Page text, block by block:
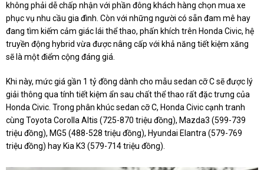
không phải dễ chấp nhận với phần đông khách hàng chọn mua xe
phục vụ nhu cầu gia đình. Còn với những người có sẵn đam mê hay
đang tìm kiếm cảm giác lái thể thao, phấn khích trên Honda Civic, hệ
truyền động hybrid vừa được nâng cấp với khả năng tiết kiệm xăng
sẽ là một điểm cộng đáng giá.
Khi này, mức giá gần 1 tỷ đồng dành cho mẫu sedan cỡ C sẽ được lý
giải thông qua tính tiết kiệm ẩn sau chất thể thao rất đặc trưng của
Honda Civic. Trong phân khúc sedan cỡ C, Honda Civic cạnh tranh
cùng Toyota Corolla Altis (725-870 triệu đồng), Mazda3 (599-739
triệu đồng), MG5 (488-528 triệu đồng), Hyundai Elantra (579-769
triệu đồng) hay Kia K3 (579-714 triệu đồng).